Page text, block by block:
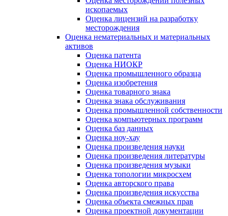
ископаемых
Оценка лицензий на разработку
месторождения
Оценка нематериальных и материальных
активов
Оценка патента
Оценка НИОКР
Оценка промышленного образца
Оценка изобретения
Оценка товарного знака
Оценка знака обслуживания
Оценка промышленной собственности
Оценка компьютерных программ
Оценка баз данных
Оценка ноу-хау
Оценка произведения науки
Оценка произведения литературы
Оценка произведения музыки
Оценка топологии микросхем
Оценка авторского права
Оценка произведения искусства
Оценка объекта смежных прав
Оценка проектной документации